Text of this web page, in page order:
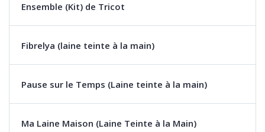
Ensemble (Kit) de Tricot
Fibrelya (laine teinte à la main)
Pause sur le Temps (Laine teinte à la main)
Ma Laine Maison (Laine Teinte à la Main)